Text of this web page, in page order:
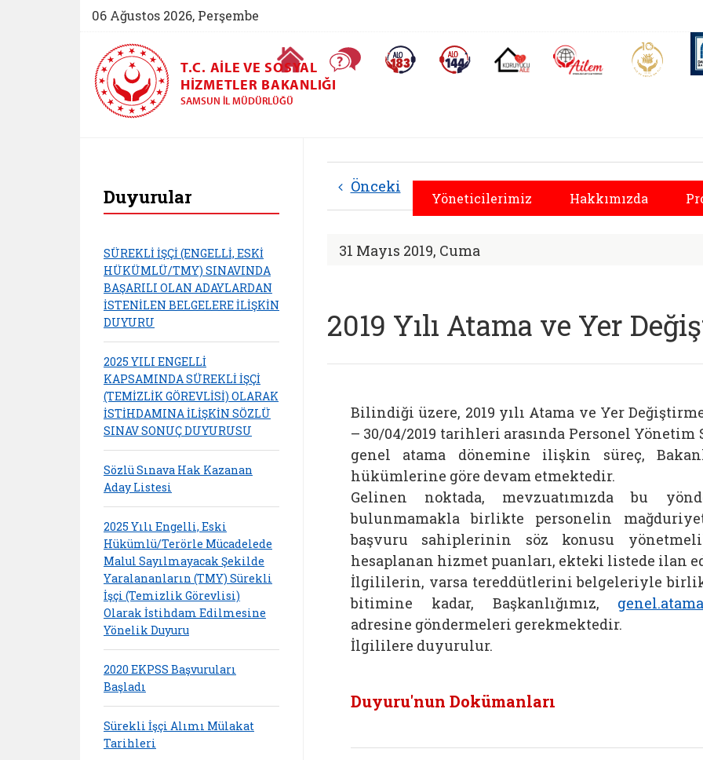
06 Ağustos 2026, Perşembe
Ana Sayfa Sıkça Sorulan SorularAlo 183 (yeni sekmede açılır)Alo 144 (yeni sekmede açılır)Koruyucu Aile (yeni sekmede açılır)
AİLEM İletişim Aile ve
T.C. AILE VE SOSYAL
HIZMETLER BAKANLIĞI
SAMSUN İL MÜDÜRLÜĞÜ
Yöneticilerimiz Hakkımızda
Samsun Aile ve Sosyal Hizmetler İl
Duyurular
SÜREKLİ İŞÇİ (ENGELLİ, ESKİ
HÜKÜMLÜ/TMY) SINAVINDA
BAŞARILI OLAN ADAYLARDAN
İSTENİLEN BELGELERE İLİŞKİN
DUYURU
2025 YILI ENGELLİ
KAPSAMINDA SÜREKLİ İŞÇİ
(TEMİZLİK GÖREVLİSİ) OLARAK
İSTİHDAMINA İLİŞKİN SÖZLÜ
SINAV SONUÇ DUYURUSU
Sözlü Sınava Hak Kazanan
Aday Listesi
2025 Yılı Engelli, Eski
Hükümlü/Terörle Mücadelede
Malul Sayılmayacak Şekilde
Yaralananların (TMY) Sürekli
İşçi (Temizlik Görevlisi)
Olarak İstihdam Edilmesine
Yönelik Duyuru
2020 EKPSS Başvuruları
Başladı
Sürekli İşçi Alımı Mülakat
Tarihleri
Önceki
31 Mayıs 2019, Cuma
2019 Yılı Atama ve Yer
Bilindiği üzere, 2019 yılı Atama ve Yer
– 30/04/2019 tarihleri arasında Personel
genel atama dönemine ilişkin süreç,
hükümlerine göre devam etmektedir.
Gelinen noktada, mevzuatımızda bu
bulunmamakla birlikte personelin
başvuru sahiplerinin söz konusu
hesaplanan hizmet puanları, ekteki listede ilan
İlgililerin, varsa tereddütlerini belgeleriyle
bitimine kadar, Başkanlığımız,
adresine göndermeleri gerekmektedir.
İlgililere duyurulur.
Duyuru'nun Dokümanları